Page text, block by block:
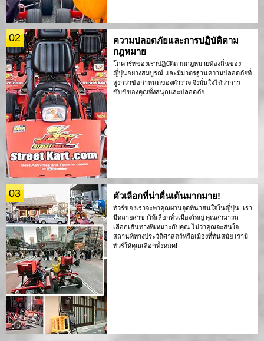
02
ความปลอดภัยและการปฏิบัติตาม
กฎหมาย
โกคาร์ทของเราปฏิบัติตามกฎหมายท้องถิ่นของ
ญี่ปุ่นอย่างสมบูรณ์ และมีมาตรฐานความปลอดภัยที่
สูงกว่าข้อกำหนดของตำรวจ จึงมั่นใจได้ว่าการ
ขับขี่ของคุณทั้งสนุกและปลอดภัย
03 ตัวเลือกที่น่าตื่นเต้นมากมาย!
ทัวร์ของเราจะพาคุณผ่านจุดที่น่าสนใจในญี่ปุ่น! เรา
มีหลายสาขาให้เลือกทั่วเมืองใหญ่ คุณสามารถ
เลือกเส้นทางที่เหมาะกับคุณ ไม่ว่าคุณจะสนใจ
สถานที่ทางประวัติศาสตร์หรือเมืองที่ทันสมัย เรามี
ทัวร์ให้คุณเลือกทั้งหมด!